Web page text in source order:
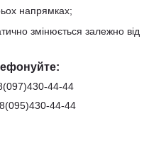
напрямках;
змінюється залежно від
44-44
44-44